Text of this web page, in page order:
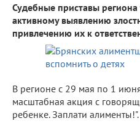
Судебные приставы региона
активному выявлению
привлечению их к
В регионе с 29 мая по 1
масштабная акция с
ребенке. Заплати алименты!".